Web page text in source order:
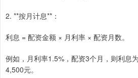
2. **按月计息**：
利息 = 配资金额 × 月利率 × 配资月数。
例如，月利率1.5%，配资3个月，则利息
4,500元。